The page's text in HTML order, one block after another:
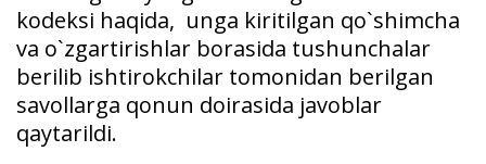
kodeksi haqida, unga kiritilgan qo`shimcha
va o`zgartirishlar borasida tushunchalar
berilib ishtirokchilar tomonidan berilgan
savollarga qonun doirasida javoblar
qaytarildi.